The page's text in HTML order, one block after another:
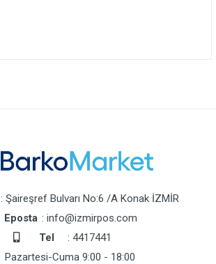
: Şaireşref Bulvarı No:6 /A Konak İZMİR
Eposta : info@izmirpos.com
Tel
: 4417441
Pazartesi-Cuma 9:00 - 18:00